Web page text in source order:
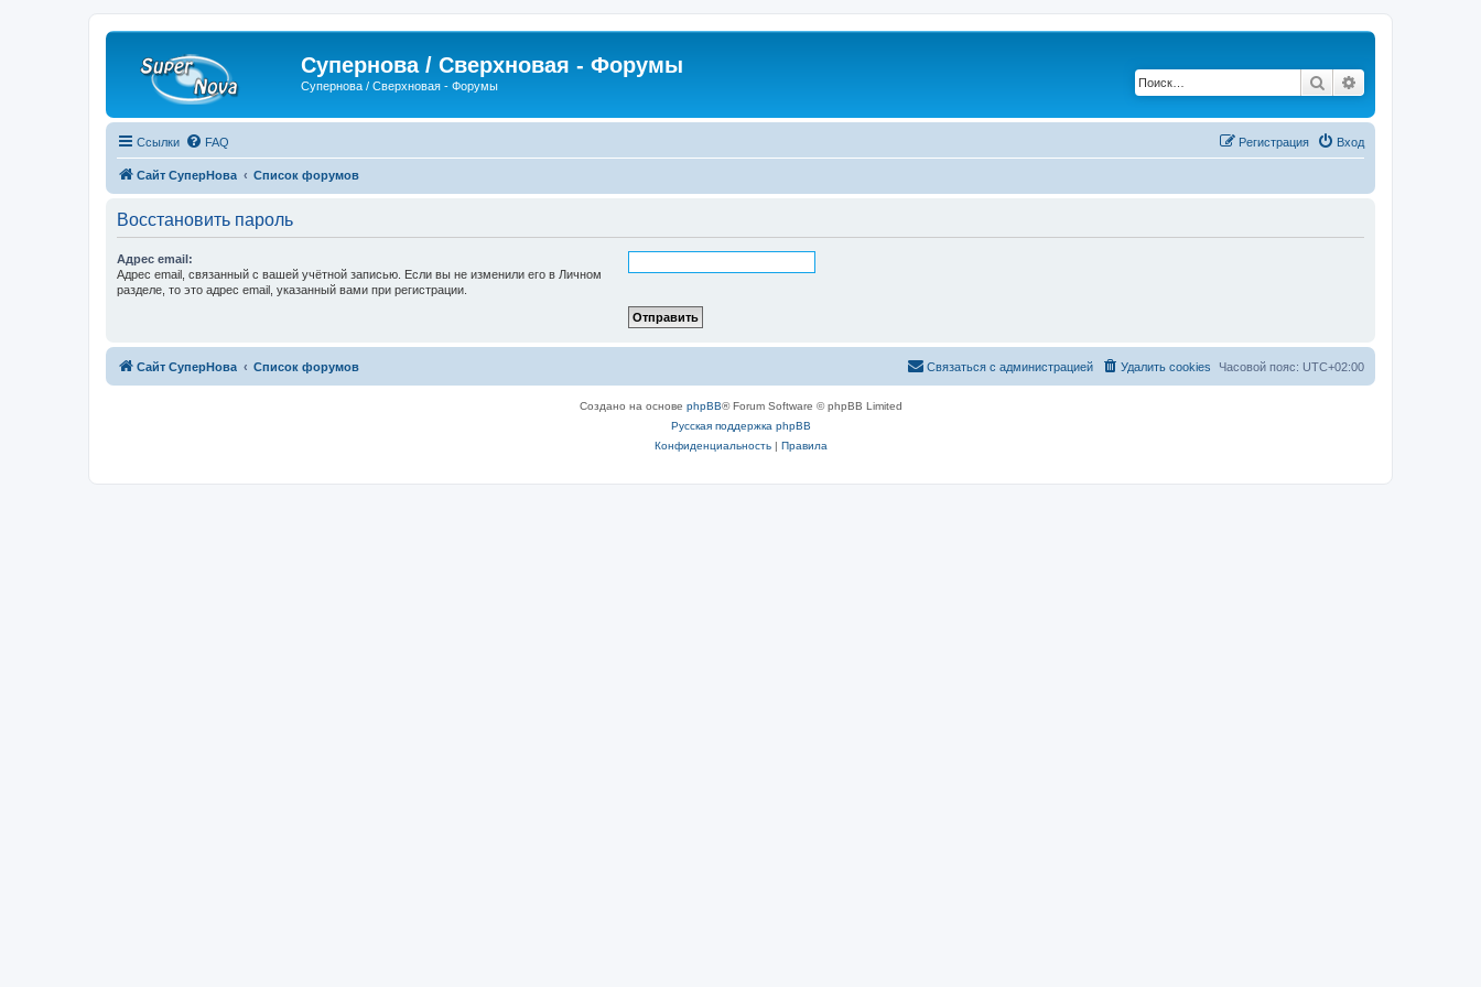
Супернова / Сверхновая - Форумы
Супернова / Сверхновая - Форумы Поиск
Ссылки FAQ Вход
Регистрация
Сайт СуперНова Список форумов
Восстановить пароль
Адрес email:
Адрес email, связанный с вашей учётной записью. Если вы не изменили его в Личном
разделе, то это адрес email, указанный вами при регистрации.
Сайт СуперНова Список форумов Часовой пояс: UTC+02:00
Удалить cookies
Связаться с администрацией
Создано на основе phpBB® Forum Software © phpBB Limited
Русская поддержка phpBB
Конфиденциальность| Правила